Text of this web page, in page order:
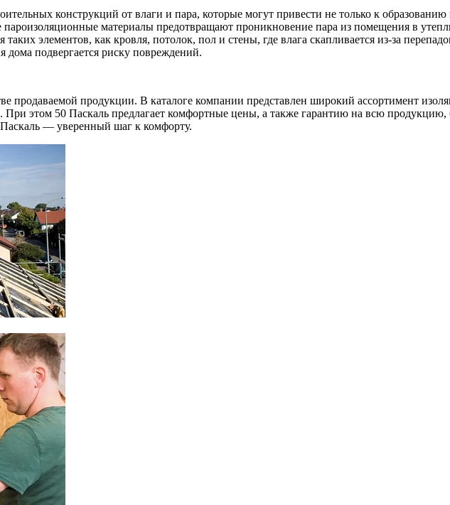
конструкций от влаги и пара, которые могут привести не только к
материалы предотвращают проникновение пара из помещения в
элементов, как кровля, потолок, пол и стены, где влага скапливается из-за
дома подвергается риску повреждений.
продаваемой продукции. В каталоге компании представлен широкий ассортимент
этом 50 Паскаль предлагает комфортные цены, а также гарантию на всю
— уверенный шаг к комфорту.